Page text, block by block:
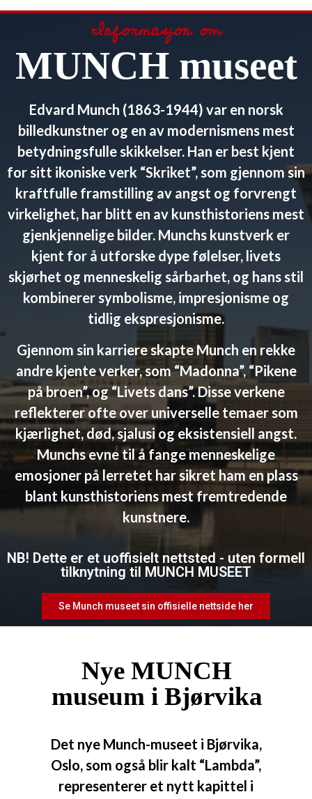
Informasjon om
MUNCH museet
Edvard Munch (1863-1944) var en norsk
billedkunstner og en av modernismens mest
betydningsfulle skikkelser. Han er best kjent
for sitt ikoniske verk “Skriket”, som gjennom sin
kraftfulle framstilling av angst og forvrengt
virkelighet, har blitt en av kunsthistoriens mest
gjenkjennelige bilder. Munchs kunstverk er
kjent for å utforske dype følelser, livets
skjørhet og menneskelig sårbarhet, og hans stil
kombinerer symbolisme, impresjonisme og
tidlig ekspresjonisme.
Gjennom sin karriere skapte Munch en rekke
andre kjente verker, som “Madonna”, “Pikene
på broen”, og “Livets dans”. Disse verkene
reflekterer ofte over universelle temaer som
kjærlighet, død, sjalusi og eksistensiell angst.
Munchs evne til å fange menneskelige
emosjoner på lerretet har sikret ham en plass
blant kunsthistoriens mest fremtredende
kunstnere.
NB! Dette er et uoffisielt nettsted - uten formell
tilknytning til MUNCH MUSEET
Se Munch museet sin offisielle nettside her
Nye MUNCH
museum i Bjørvika
Det nye Munch-museet i Bjørvika,
Oslo, som også blir kalt “Lambda”,
representerer et nytt kapittel i